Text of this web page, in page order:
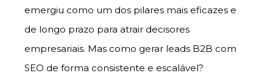
emergiu como um dos pilares mais eficazes e
de longo prazo para atrair decisores
empresariais. Mas como gerar leads B2B com
SEO de forma consistente e escalável?